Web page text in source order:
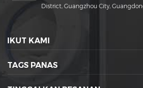
District, Guangzhou City,
IKUT KAMI
TAGS PANAS